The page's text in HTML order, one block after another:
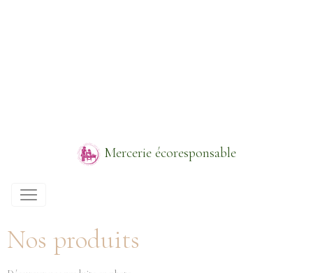
Mercerie écoresponsable
Nos produits